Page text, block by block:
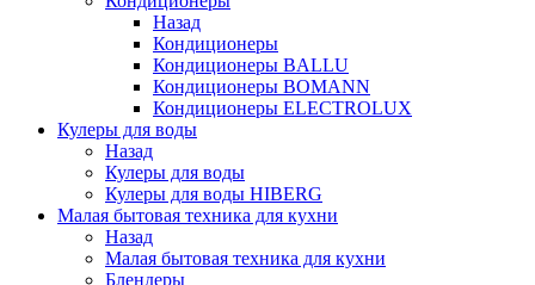
Назад
Кондиционеры
Кондиционеры BALLU
Кондиционеры BOMANN
Кондиционеры ELECTROLUX
Кулеры для воды
Назад
Кулеры для воды
Кулеры для воды HIBERG
Малая бытовая техника для кухни
Назад
Малая бытовая техника для кухни
Блендеры